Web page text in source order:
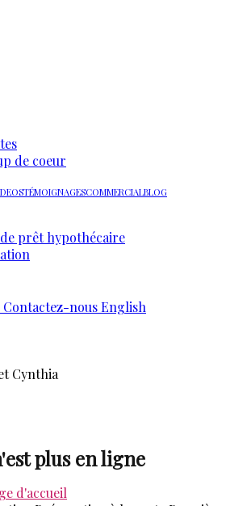
de coeur
TÉMOIGNAGESCOMMERCIALBLOG
prêt hypothécaire
Contactez-nousEnglish
Cynthia
plus en ligne
d'accueil